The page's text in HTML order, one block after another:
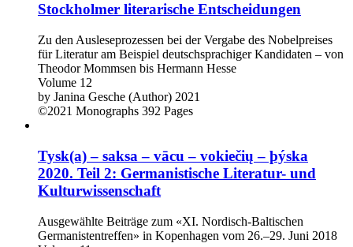
Stockholmer literarische Entscheidungen
Zu den Ausleseprozessen bei der Vergabe des Nobelpreises
für Literatur am Beispiel deutschsprachiger Kandidaten – von
Theodor Mommsen bis Hermann Hesse
Volume 12
by Janina Gesche (Author) 2021
©2021 Monographs 392 Pages
Tysk(a) – saksa – vācu – vokiečių – þýska
2020. Teil 2: Germanistische Literatur- und
Kulturwissenschaft
Ausgewählte Beiträge zum «XI. Nordisch-Baltischen
Germanistentreffen» in Kopenhagen vom 26.–29. Juni 2018